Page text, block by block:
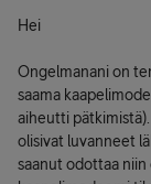
Hei
Ongelmanani on
saama
aiheutti
olisivat luvanneet
saanut odottaa